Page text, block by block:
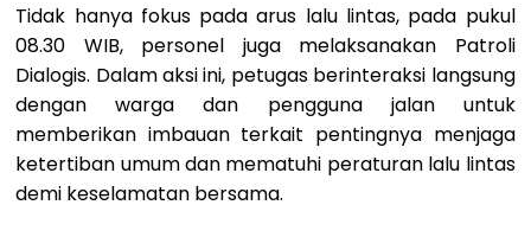
Tidak hanya fokus pada arus lalu lintas, pada pukul
08.30 WIB, personel juga melaksanakan Patroli
Dialogis. Dalam aksi ini, petugas berinteraksi langsung
dengan warga dan pengguna jalan untuk
memberikan imbauan terkait pentingnya menjaga
ketertiban umum dan mematuhi peraturan lalu lintas
demi keselamatan bersama.